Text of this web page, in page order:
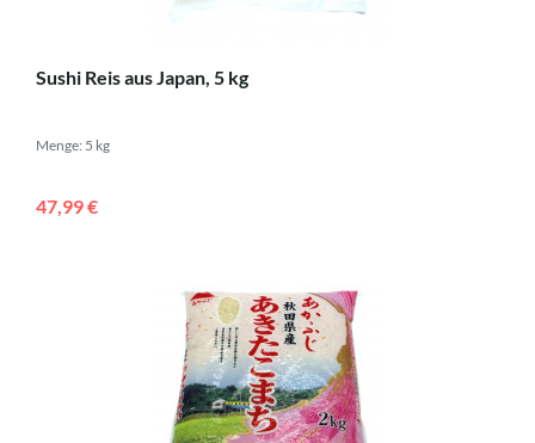
Sushi Reis aus Japan, 5 kg
Menge: 5 kg
47,99 €